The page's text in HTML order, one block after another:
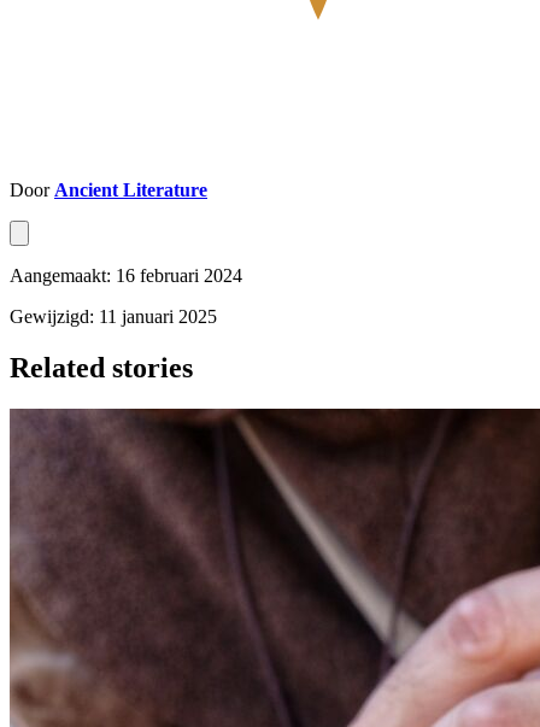
Door Ancient Literature
Aangemaakt: 16 februari 2024
Gewijzigd: 11 januari 2025
Related stories